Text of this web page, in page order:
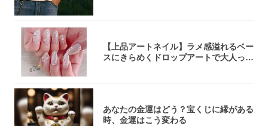
【上品アートネイル】ラメ感溢れるベー
スにきらめくドロップアートで大人っぽ
あなたの金運はどう？宝くじに縁がある
時、金運はこう変わる